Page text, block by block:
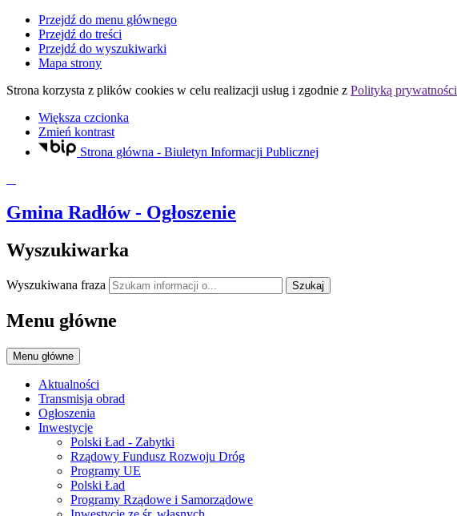
Przejdź do menu głównego
Przejdź do treści
Przejdź do wyszukiwarki
Mapa strony
Strona korzysta z plików cookies w celu realizacji usług i zgodnie z Polityką prywatności
Większa czcionka
Zmień kontrast
Strona główna - Biuletyn Informacji Publicznej
Gmina Radłów- Ogłoszenie
Wyszukiwarka
Wyszukiwana fraza Szukaj
Menu główne
Menu główne
Aktualności
Transmisja obrad
Ogłoszenia
Inwestycje
Polski Ład - Zabytki
Rządowy Fundusz Rozwoju Dróg
Programy UE
Polski Ład
Programy Rządowe i Samorządowe